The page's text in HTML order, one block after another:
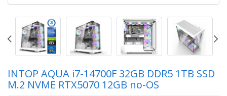
INTOP AQUA i7-14700F 32GB DDR5 1TB SSD
M.2 NVME RTX5070 12GB no-OS